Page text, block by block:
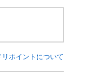
リポイントについて